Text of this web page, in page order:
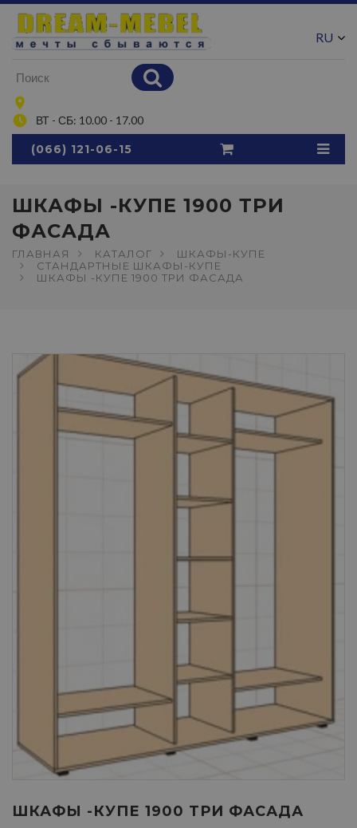
ВТ - СБ: 10.00 - 17.00
RU
(066) 121-06-15
ШКАФЫ -КУПЕ 1900 ТРИ
ФАСАДА
ГЛАВНАЯ КАТАЛОГ
ШКАФЫ-КУПЕ
СТАНДАРТНЫЕ ШКАФЫ-КУПЕ
ШКАФЫ -КУПЕ 1900 ТРИ ФАСАДА
ШКАФЫ -КУПЕ 1900 ТРИ ФАСАДА